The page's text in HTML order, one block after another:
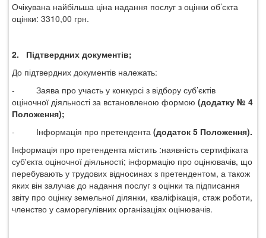
Очікувана найбільша ціна надання послуг з оцінки об’єкта
оцінки: 3310,00 грн.
2.
Підтвердних документів;
До підтвердних документів належать:
-
Заява про участь у конкурсі з відбору суб’єктів
оціночної діяльності за встановленою формою (додатку № 4
Положення);
-
Інформація про претендента (додаток 5 Положення).
Інформація про претендента містить :наявність сертифіката
суб'єкта оціночної діяльності; інформацію про оцінювачів, що
перебувають у трудових відносинах з претендентом, а також
яких він залучає до надання послуг з оцінки та підписання
звіту про оцінку земельної ділянки, кваліфікація, стаж роботи,
членство у саморегулівних організаціях оцінювачів.